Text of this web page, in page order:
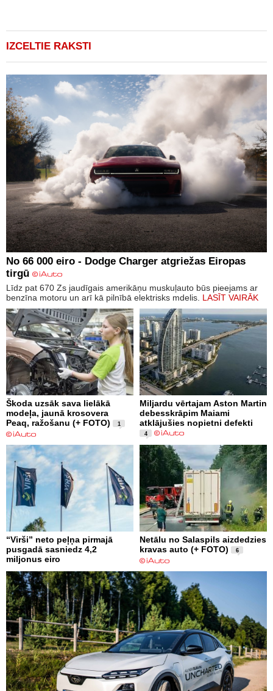
IZCELTIE RAKSTI
No 66 000 eiro - Dodge Charger atgriežas Eiropas
tirgū
Līdz pat 670 Zs jaudīgais amerikāņu muskuļauto būs pieejams ar
benzīna motoru un arī kā pilnībā elektrisks mdelis. LASĪT VAIRĀK
Škoda uzsāk sava lielākā
modeļa, jaunā krosovera
Peaq, ražošanu (+ FOTO)
1
Miljardu vērtajam Aston Martin
debesskrāpim Maiami
atklājušies nopietni defekti
4
“Virši” neto peļņa pirmajā
pusgadā sasniedz 4,2
miljonus eiro
Netālu no Salaspils aizdedzies
kravas auto (+ FOTO)
6